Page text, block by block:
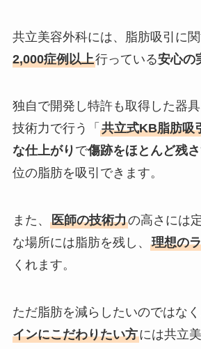
共立美容外科には、脂肪吸引に
2,000症例以上行っている安心の
独自で開発し特許も取得した器
技術力で行う「 共立式KB脂肪吸
な仕上がり で傷跡をほとんど残
位の脂肪を吸引できます。
また、 医師の技術力の高さには
な場所には脂肪を残し、 理想の
くれます。
ただ脂肪を減らしたいのではなく
インにこだわりたい方には共立